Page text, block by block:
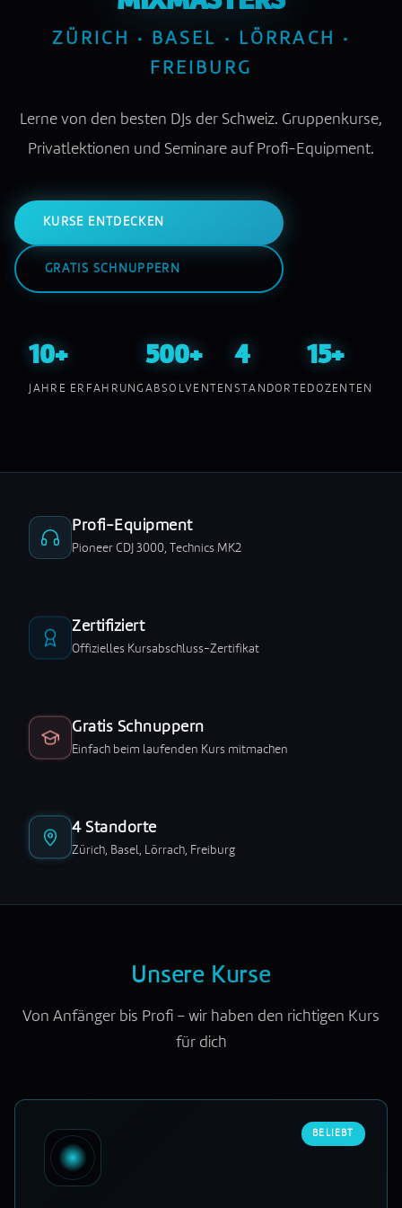
ZÜRICH · BASEL · LÖRRACH ·
FREIBURG
Lerne von den besten DJs der Schweiz. Gruppenkurse,
Privatlektionen und Seminare auf Profi-Equipment.
KURSE ENTDECKEN
GRATIS SCHNUPPERN
10+
JAHRE ERFAHRUNG
500+
ABSOLVENTEN
4
STANDORTE
15+
DOZENTEN
Profi-Equipment
Pioneer CDJ 3000, Technics MK2
Zertifiziert
Offizielles Kursabschluss-Zertifikat
Gratis Schnuppern
Einfach beim laufenden Kurs mitmachen
4 Standorte
Zürich, Basel, Lörrach, Freiburg
Unsere Kurse
Von Anfänger bis Profi – wir haben den richtigen Kurs
für dich
BELIEBT